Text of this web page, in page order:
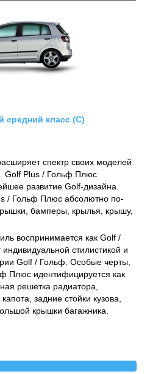
средний класс (C)
спектр своих моделей
Golf Plus / Гольф Плюс
развитие Golf-дизайна.
/ Гольф Плюс абсолютно по-
бамперы, крылья, крышу,
воспринимается как Golf /
стилистикой и
Golf / Гольф. Особые черты,
Плюс идентифицируется как
решётка радиатора,
задние стойки кузова,
крышки багажника.